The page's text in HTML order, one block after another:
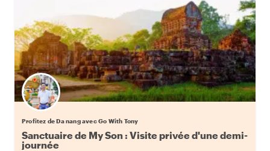
Profitez de Da nang avec Go With Tony
Sanctuaire de My Son : Visite privée d'une demi-
journée